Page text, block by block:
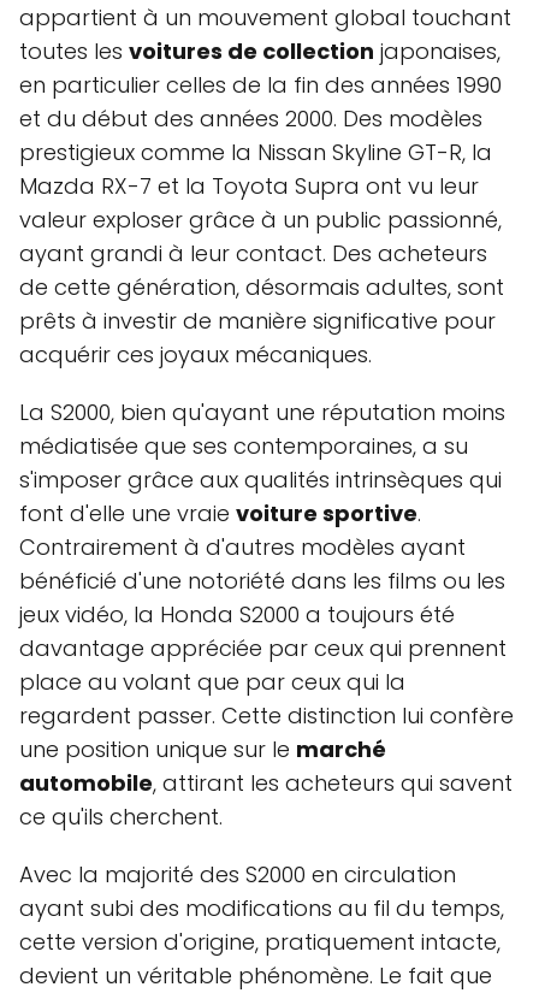
appartient à un mouvement global touchant
toutes les voitures de collection japonaises,
en particulier celles de la fin des années 1990
et du début des années 2000. Des modèles
prestigieux comme la Nissan Skyline GT-R, la
Mazda RX-7 et la Toyota Supra ont vu leur
valeur exploser grâce à un public passionné,
ayant grandi à leur contact. Des acheteurs
de cette génération, désormais adultes, sont
prêts à investir de manière significative pour
acquérir ces joyaux mécaniques.
La S2000, bien qu'ayant une réputation moins
médiatisée que ses contemporaines, a su
s'imposer grâce aux qualités intrinsèques qui
font d'elle une vraie voiture sportive.
Contrairement à d'autres modèles ayant
bénéficié d'une notoriété dans les films ou les
jeux vidéo, la Honda S2000 a toujours été
davantage appréciée par ceux qui prennent
place au volant que par ceux qui la
regardent passer. Cette distinction lui confère
une position unique sur le marché
automobile, attirant les acheteurs qui savent
ce qu'ils cherchent.
Avec la majorité des S2000 en circulation
ayant subi des modifications au fil du temps,
cette version d'origine, pratiquement intacte,
devient un véritable phénomène. Le fait que